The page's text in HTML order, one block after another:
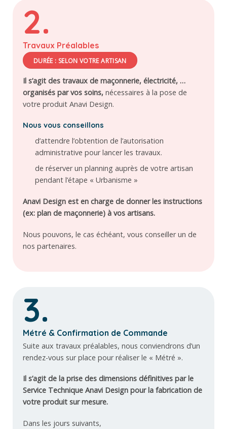
2.
Travaux Préalables
DURÉE : SELON VOTRE ARTISAN
Il s’agit des travaux de maçonnerie, électricité, …
organisés par vos soins, nécessaires à la pose de
votre produit Anavi Design.
Nous vous conseillons
d’attendre l’obtention de l’autorisation
administrative pour lancer les travaux.
de réserver un planning auprès de votre artisan
pendant l’étape « Urbanisme »
Anavi Design est en charge de donner les instructions
(ex: plan de maçonnerie) à vos artisans.
Nous pouvons, le cas échéant, vous conseiller un de
nos partenaires.
3.
Métré & Confirmation de Commande
Suite aux travaux préalables, nous conviendrons d’un
rendez-vous sur place pour réaliser le « Métré ».
Il s’agit de la prise des dimensions définitives par le
Service Technique Anavi Design pour la fabrication de
votre produit sur mesure.
Dans les jours suivants,